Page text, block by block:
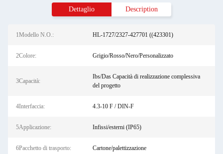
Dettaglio Description
1Modello N.O.: HL-1727/2327-427701 ((423301)
2Colore: Grigio/Rosso/Nero/Personalizzato
3Capacità:
Ibs/Das Capacità di realizzazione complessiva
del progetto
4Interfaccia: 4.3-10 F / DIN-F
5Applicazione: Infissi/esterni (IP65)
6Pacchetto di trasporto: Cartone/palettizzazione